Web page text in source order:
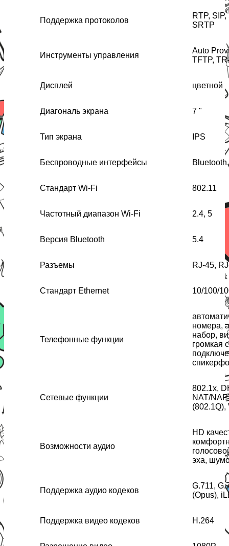
Поддержка протоколов
RTP,
SRTP
Инструменты управления
Auto
TFTP,
Дисплей цветной
Диагональ экрана 7 "
Тип экрана IPS
Беспроводные интерфейсы
Стандарт Wi-Fi 802.11
Частотный диапазон Wi-Fi 2.4, 5
Версия Bluetooth 5.4
Разъемы RJ-45,
Стандарт Ethernet 10/100/
Телефонные функции
номера,
набор,
громкая
Сетевые функции
802.1x,
NAT/
(802.1Q),
Возможности аудио
HD
эха,
Поддержка аудио кодеков
G.711,
(Opus),
Поддержка видео кодеков H.264